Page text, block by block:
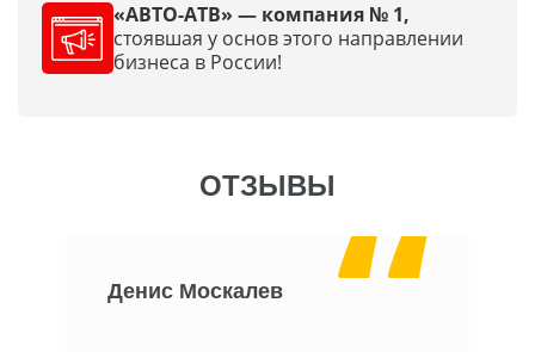
«АВТО-АТВ» — компания № 1,
стоявшая у основ этого направлении
бизнеса в России!
ОТЗЫВЫ
Денис Москалев